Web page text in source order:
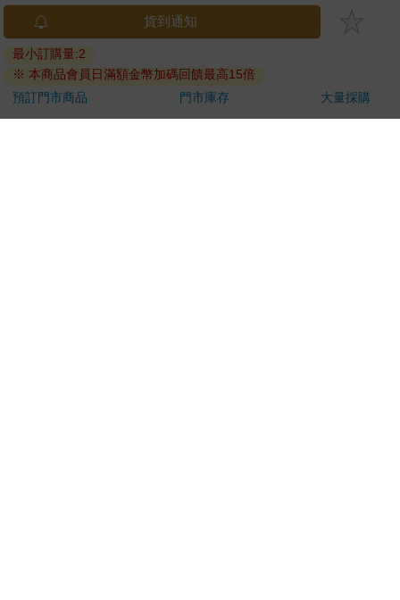
已拆封之個人衛生用品。（如：內衣褲、刮鬍刀、除毛
若非上列種類商品，均享有到貨7天的猶豫期（含例假
日）。
辦理退換貨時，商品（組合商品恕無法接受單獨退貨）必須
是您收到商品時的原始狀態（包含商品本體、配件、贈品、
貨到通知
最小訂購量:2
※ 本商品會員日滿額金幣加碼回饋最高15倍
預訂門市商品
門市庫存 大量採購